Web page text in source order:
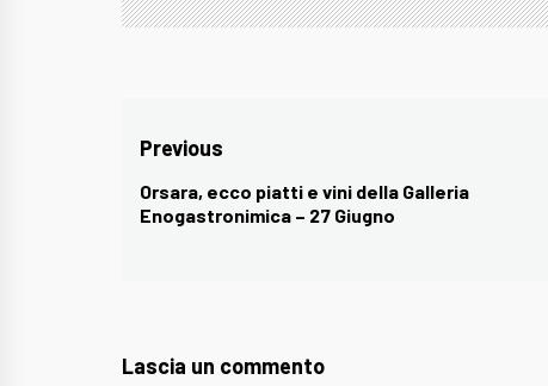
Navigazione
articoli
Previous
Previous
post:
Orsara, ecco piatti e vini della Galleria
Enogastronimica – 27 Giugno
Lascia un commento